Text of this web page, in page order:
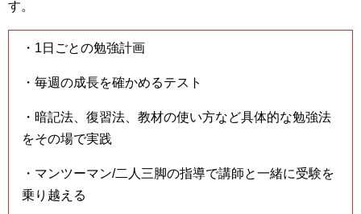
す。
・1日ごとの勉強計画
・毎週の成長を確かめるテスト
・暗記法、復習法、教材の使い方など具体的な勉強法
をその場で実践
・マンツーマン/二人三脚の指導で講師と一緒に受験を
乗り越える